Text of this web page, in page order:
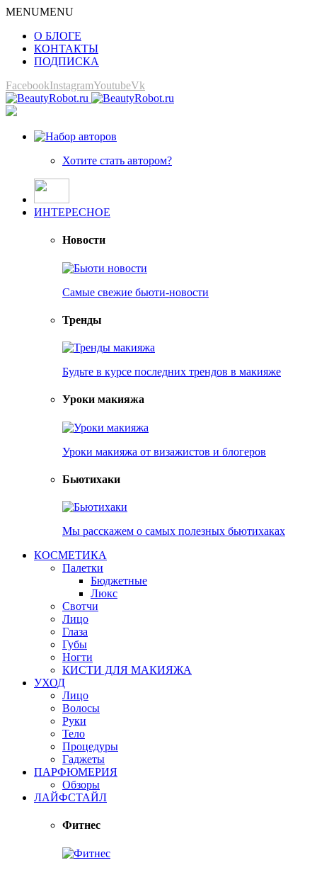
MENUMENU
О БЛОГЕ
КОНТАКТЫ
ПОДПИСКА
FacebookInstagramYoutubeVk
Хотите стать автором?
ИНТЕРЕСНОЕ
Новости
Самые свежие бьюти-новости
Тренды
Будьте в курсе последних трендов в макияже
Уроки макияжа
Уроки макияжа от визажистов и блогеров
Бьютихаки
Мы расскажем о самых полезных бьютихаках
КОСМЕТИКА
Палетки
Бюджетные
Люкс
Свотчи
Лицо
Глаза
Губы
Ногти
КИСТИ ДЛЯ МАКИЯЖА
УХОД
Лицо
Волосы
Руки
Тело
Процедуры
Гаджеты
ПАРФЮМЕРИЯ
Обзоры
ЛАЙФСТАЙЛ
Фитнес